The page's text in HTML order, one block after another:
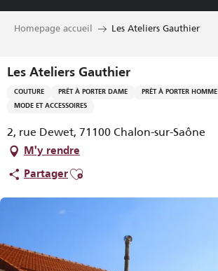
Aller
Homepage accueil Les Ateliers Gauthier
Les Ateliers Gauthier
COUTURE PRÊT À PORTER DAME PRÊT À PORTER HOMME
MODE ET ACCESSOIRES
2, rue Dewet, 71100 Chalon-sur-Saône
M'y rendre
PartagerAjouter aux favoris